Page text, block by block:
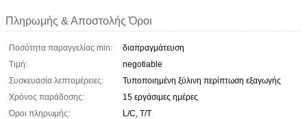
Πληρωμής & Αποστολής Όροι
Ποσότητα παραγγελίας min:
διαπραγμάτευση
Τιμή:
negotiable
Συσκευασία λεπτομέρειες:
Τυποποιημένη ξύλινη περίπτωση εξαγωγής
Χρόνος παράδοσης:
15 εργάσιμες ημέρες
Όροι πληρωμής:
L/C, T/T